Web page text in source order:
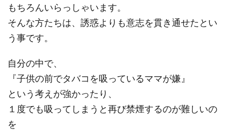
もちろんいらっしゃいます。
そんな方たちは、誘惑よりも意志を貫き通せたとい
う事です。
自分の中で、
『子供の前でタバコを吸っているママが嫌』
という考えが強かったり、
１度でも吸ってしまうと再び禁煙するのが難しいの
を